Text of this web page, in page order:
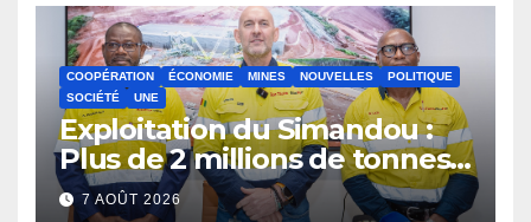
COOPÉRATION ÉCONOMIE MINES NOUVELLES
POLITIQUE
SOCIÉTÉ
UNE
Exploitation du Simandou :
Plus de 2 millions de tonnes
de fer exportées
7 AOÛT 2026